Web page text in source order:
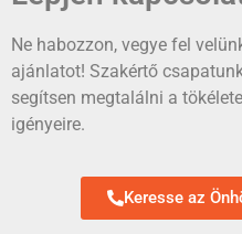
Ne habozzon, vegye fel
ajánlatot! Szakértő
segítsen megtalálni a
igényeire.
Keresse az